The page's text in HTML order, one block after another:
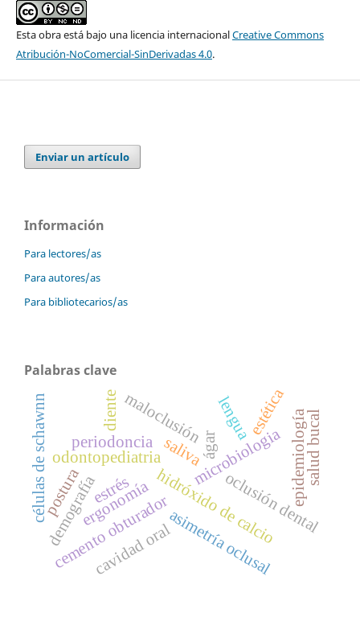
Esta obra está bajo una licencia internacionalCreative Commons
Atribución-NoComercial-SinDerivadas 4.0.
Enviar un artículo
Información
Para lectores/as
Para autores/as
Para bibliotecarios/as
Palabras clave
microbiologia
salivaágar
odontopediatria
hidróxido de calcio
cemento obturador oclusión dental
asimetría oclusal
epidemiología
maloclusión
cavidad oral
lengua
células de schawnn estrés
salud bucal
demografía
periodoncia
estética
ergonomía
postura
diente